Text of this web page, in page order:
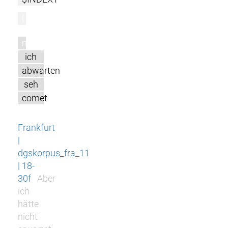
m
ich
abwarten
seh
comet
Frankfurt
|
dgskorpus_fra_11
| 18-
30f
Aber
ich
hätte
nicht